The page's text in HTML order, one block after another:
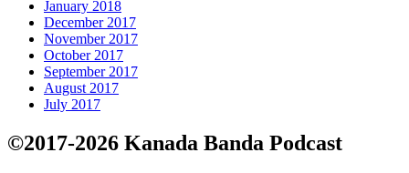
January 2018
December 2017
November 2017
October 2017
September 2017
August 2017
July 2017
©2017-2026 Kanada Banda Podcast